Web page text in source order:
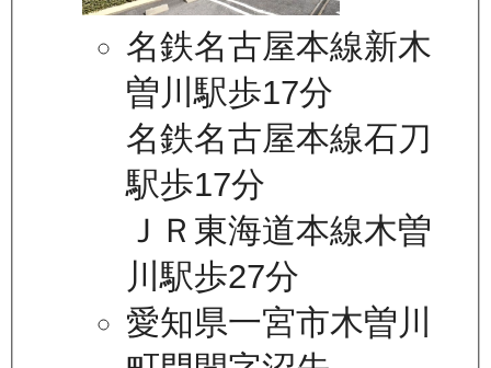
名鉄名古屋本線新木
曽川駅歩17分
名鉄名古屋本線石刀
駅歩17分
ＪＲ東海道本線木曽
川駅歩27分
愛知県一宮市木曽川